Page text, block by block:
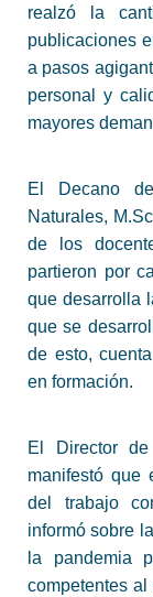
realzó la
publicaciones
a pasos
personal y
mayores
El Decano
Naturales,
de los
partieron por
que desarrolla
que se
de esto,
en formación.
El Director
manifestó que
del trabajo
informó sobre
la pandemia
competentes